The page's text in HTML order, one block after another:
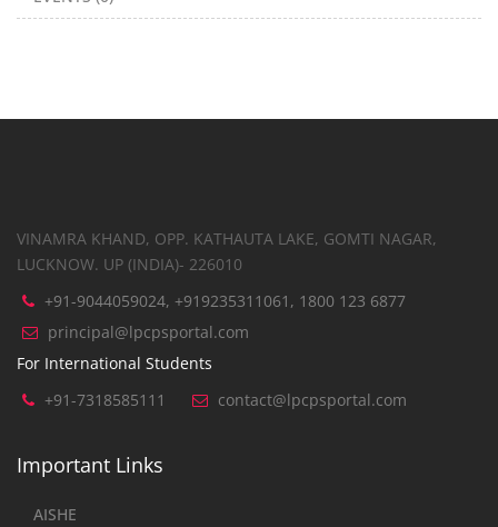
VINAMRA KHAND, OPP. KATHAUTA LAKE, GOMTI NAGAR,
LUCKNOW. UP (INDIA)- 226010
+91-9044059024, +919235311061, 1800 123 6877
principal@lpcpsportal.com
For International Students
+91-7318585111
contact@lpcpsportal.com
Important Links
AISHE